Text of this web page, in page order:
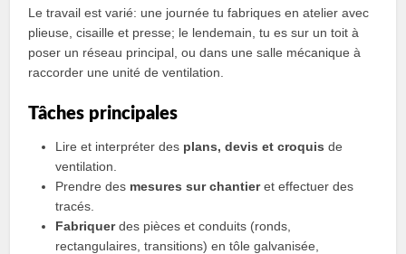
Le travail est varié: une journée tu fabriques en atelier avec
plieuse, cisaille et presse; le lendemain, tu es sur un toit à
poser un réseau principal, ou dans une salle mécanique à
raccorder une unité de ventilation.
Tâches principales
Lire et interpréter des plans, devis et croquis de
ventilation.
Prendre des mesures sur chantieret effectuer des
tracés.
Fabriquerdes pièces et conduits (ronds,
rectangulaires, transitions) en tôle galvanisée,